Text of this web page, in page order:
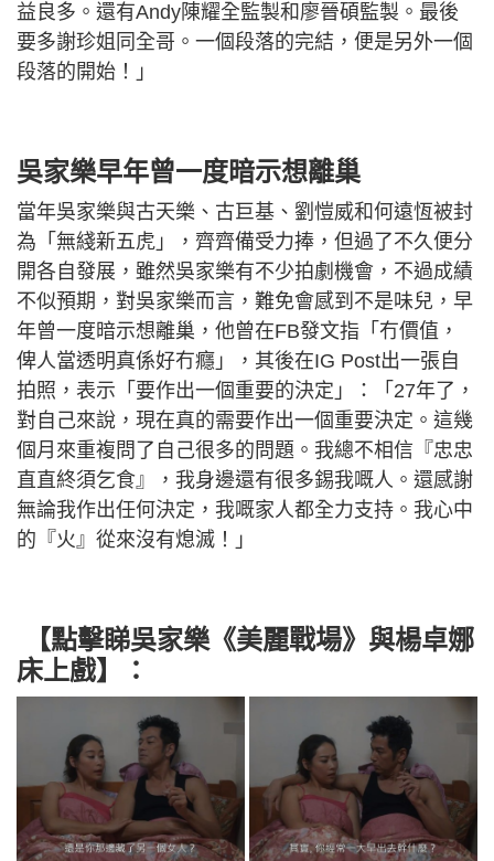
益良多。還有Andy陳耀全監製和廖晉碩監製。最後
要多謝珍姐同全哥。一個段落的完結，便是另外一個
段落的開始！」
吳家樂早年曾一度暗示想離巢
當年吳家樂與古天樂、古巨基、劉愷威和何遠恆被封
為「無綫新五虎」，齊齊備受力捧，但過了不久便分
開各自發展，雖然吳家樂有不少拍劇機會，不過成績
不似預期，對吳家樂而言，難免會感到不是味兒，早
年曾一度暗示想離巢，他曾在FB發文指「冇價值，
俾人當透明真係好冇癮」，其後在IG Post出一張自
拍照，表示「要作出一個重要的決定」：「27年了，
對自己來說，現在真的需要作出一個重要決定。這幾
個月來重複問了自己很多的問題。我總不相信『忠忠
直直終須乞食』，我身邊還有很多錫我嘅人。還感謝
無論我作出任何決定，我嘅家人都全力支持。我心中
的『火』從來沒有熄滅！」
【點擊睇吳家樂《美麗戰場》與楊卓娜
床上戲】：